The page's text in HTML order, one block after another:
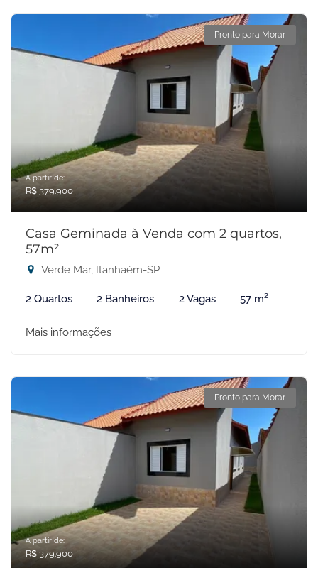
Pronto para Morar
A partir de:
R$ 379.900
Casa Geminada à Venda com 2 quartos,
57m²
Verde Mar, Itanhaém-SP
2 Quartos 2 Banheiros 2 Vagas 57 m²
Mais informações
Pronto para Morar
A partir de:
R$ 379.900